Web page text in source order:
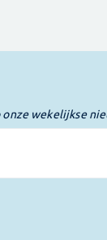
wekelijkse